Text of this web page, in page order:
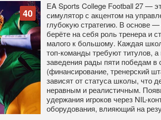
40
EA Sports College Football 27 —
симулятор с акцентом на
глубокую стратегию. В основе
берёте на себя роль тренера и
малого к большому. Каждая
топ-команды требуют титулов,
заведения рады пяти победам в
(финансирование, тренерский
зависят от статуса школы, что
неравным и реалистичным.
удержания игроков через NIL-
оборудования, влияющий на